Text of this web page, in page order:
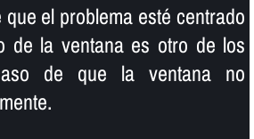
el problema esté centrado
de la ventana es otro de los
de que la ventana no